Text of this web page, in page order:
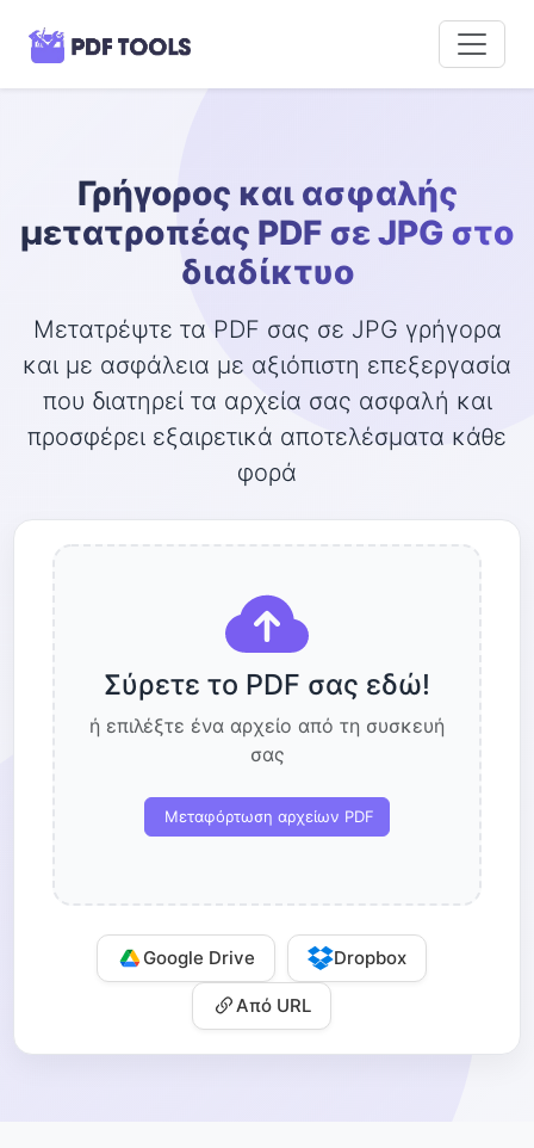
Γρήγορος και ασφαλής
μετατροπέας PDF σε JPG στο
διαδίκτυο
Μετατρέψτε τα PDF σας σε JPG γρήγορα
και με ασφάλεια με αξιόπιστη επεξεργασία
που διατηρεί τα αρχεία σας ασφαλή και
προσφέρει εξαιρετικά αποτελέσματα κάθε
φορά
Σύρετε το PDF σας εδώ!
ή επιλέξτε ένα αρχείο από τη συσκευή
σας
Μεταφόρτωση αρχείων PDF
Google Drive Dropbox
Από URL